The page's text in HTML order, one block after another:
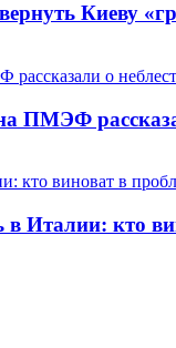
Киеву
ПМЭФ
Италии: кто